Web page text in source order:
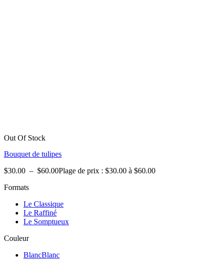
Out Of Stock
Bouquet de tulipes
$30.00 – $60.00Plage de prix : $30.00 à $60.00
Formats
Le Classique
Le Raffiné
Le Somptueux
Couleur
BlancBlanc